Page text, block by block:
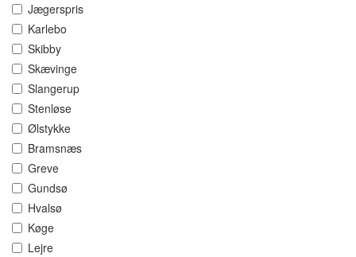
Jægerspris
Karlebo
Skibby
Skævinge
Slangerup
Stenløse
Ølstykke
Bramsnæs
Greve
Gundsø
Hvalsø
Køge
Lejre